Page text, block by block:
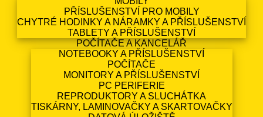
PŘÍSLUŠENSTVÍ PRO MOBILY
CHYTRÉ HODINKY A NÁRAMKY A PŘÍSLUŠENSTVÍ
TABLETY A PŘÍSLUŠENSTVÍ
POČÍTAČE A KANCELÁŘ
NOTEBOOKY A PŘÍSLUŠENSTVÍ
POČÍTAČE
MONITORY A PŘÍSLUŠENSTVÍ
PC PERIFERIE
REPRODUKTORY A SLUCHÁTKA
TISKÁRNY, LAMINOVAČKY A SKARTOVAČKY